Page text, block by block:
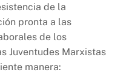
de la
pronta a las
de los
Juventudes Marxistas
manera: